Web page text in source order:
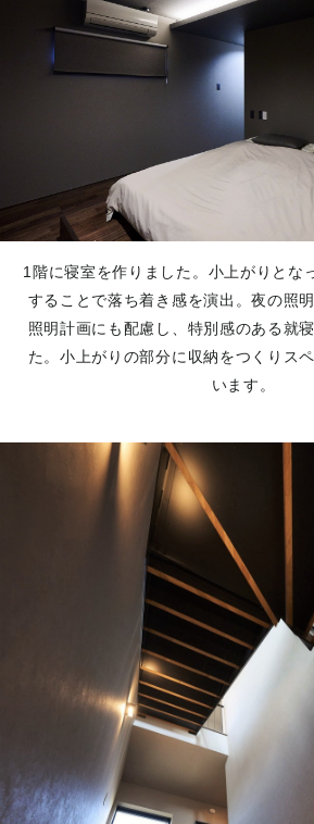
1階に寝室を作りました。小上がりとな
することで落ち着き感を演出。夜の照
照明計画にも配慮し、特別感のある就
た。小上がりの部分に収納をつくりス
います。